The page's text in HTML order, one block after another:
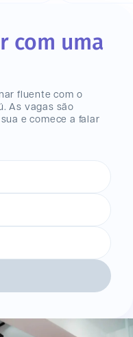
com uma
fluente com o
. As vagas são
e comece a falar